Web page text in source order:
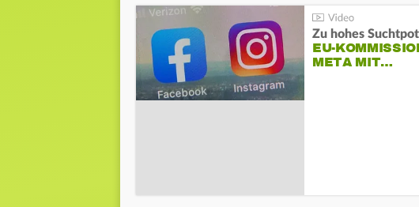
Zu hohes
EU-
META MIT…